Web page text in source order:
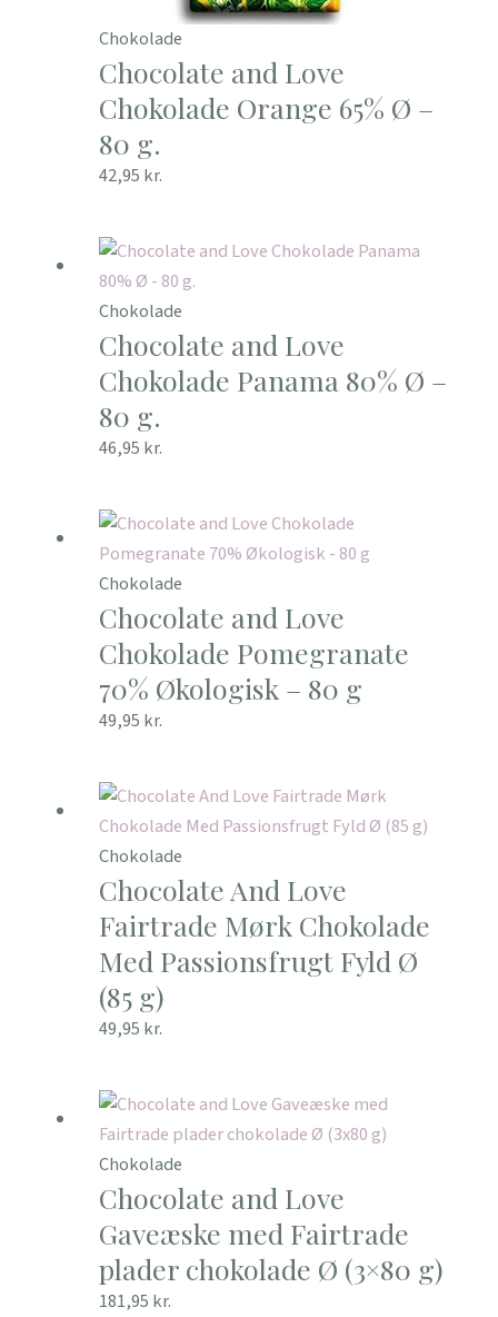
Chokolade
Chocolate and Love
Chokolade Orange 65% Ø –
80 g.
42,95 kr.
Chokolade
Chocolate and Love
Chokolade Panama 80% Ø –
80 g.
46,95 kr.
Chokolade
Chocolate and Love
Chokolade Pomegranate
70% Økologisk – 80 g
49,95 kr.
Chokolade
Chocolate And Love
Fairtrade Mørk Chokolade
Med Passionsfrugt Fyld Ø
(85 g)
49,95 kr.
Chokolade
Chocolate and Love
Gaveæske med Fairtrade
plader chokolade Ø (3×80 g)
181,95 kr.